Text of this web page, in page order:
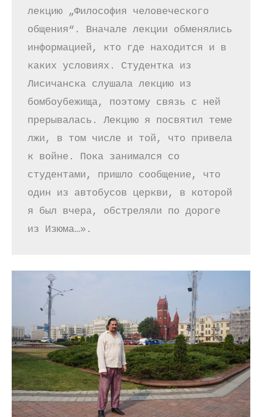
лекцию „Философия человеческого
общения“. Вначале лекции обменялись
информацией, кто где находится и в
каких условиях. Студентка из
Лисичанска слушала лекцию из
бомбоубежища, поэтому связь с ней
прерывалась. Лекцию я посвятил теме
лжи, в том числе и той, что привела
к войне. Пока занимался со
студентами, пришло сообщение, что
один из автобусов церкви, в которой
я был вчера, обстреляли по дороге
из Изюма…».